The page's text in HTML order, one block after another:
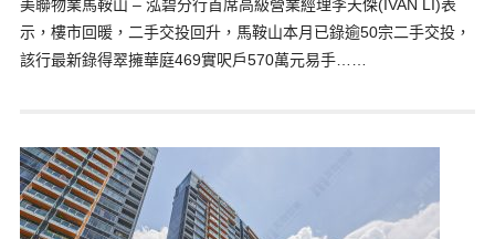
美聯物業馬鞍山 – 泓碧分行首席高級營業經理李天傑(IVAN LI)表
示，樓市回暖，二手交投回升，馬鞍山本月已錄逾50宗二手交投，
該行最新錄得翠擁華庭469實呎戶570萬元易手……